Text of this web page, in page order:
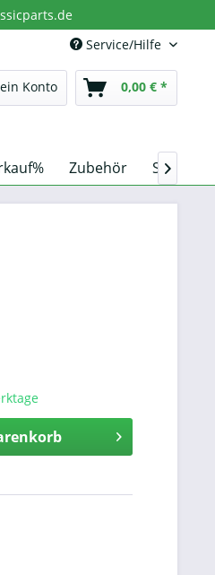
Service/Hilfe
Konto 0,00 € *
Zubehör 